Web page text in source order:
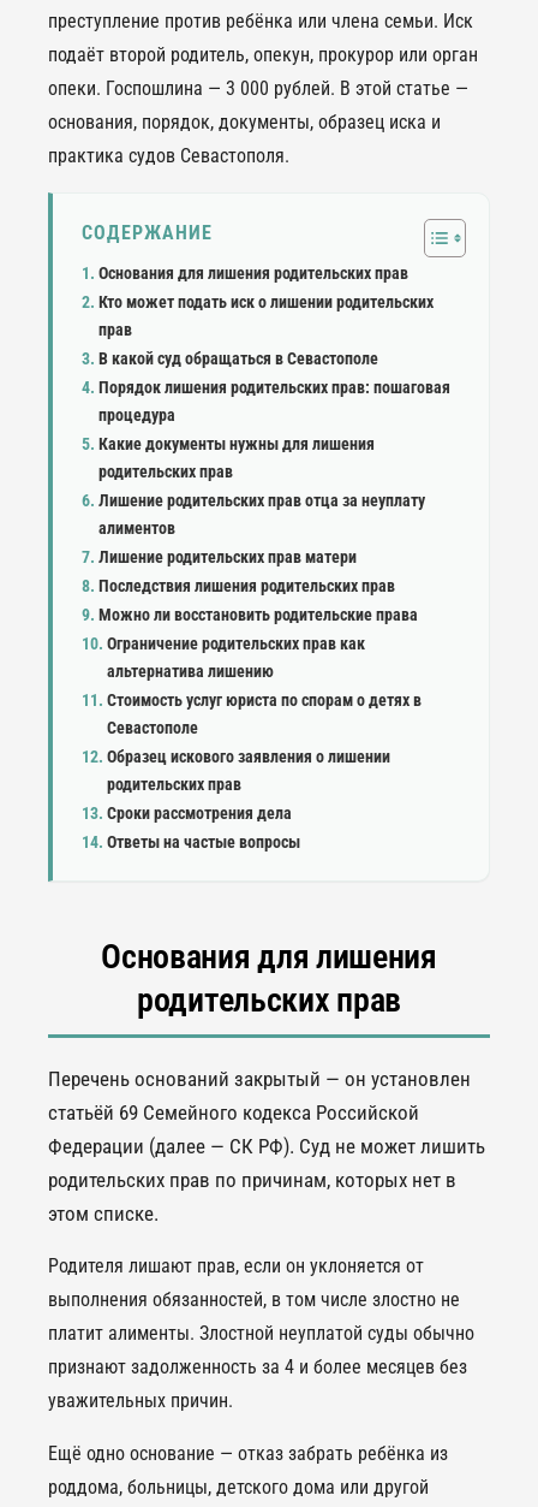
преступление против ребёнка или члена семьи. Иск
подаёт второй родитель, опекун, прокурор или орган
опеки. Госпошлина — 3 000 рублей. В этой статье —
основания, порядок, документы, образец иска и
практика судов Севастополя.
СОДЕРЖАНИЕ
Основания для лишения родительских прав
Кто может подать иск о лишении родительских
прав
В какой суд обращаться в Севастополе
Порядок лишения родительских прав: пошаговая
процедура
Какие документы нужны для лишения
родительских прав
Лишение родительских прав отца за неуплату
алиментов
Лишение родительских прав матери
Последствия лишения родительских прав
Можно ли восстановить родительские права
Ограничение родительских прав как
альтернатива лишению
Стоимость услуг юриста по спорам о детях в
Севастополе
Образец искового заявления о лишении
родительских прав
Сроки рассмотрения дела
Ответы на частые вопросы
Основания для лишения
родительских прав
Перечень оснований закрытый — он установлен
статьёй 69 Семейного кодекса Российской
Федерации (далее — СК РФ). Суд не может лишить
родительских прав по причинам, которых нет в
этом списке.
Родителя лишают прав, если он уклоняется от
выполнения обязанностей, в том числе злостно не
платит алименты. Злостной неуплатой суды обычно
признают задолженность за 4 и более месяцев без
уважительных причин.
Ещё одно основание — отказ забрать ребёнка из
роддома, больницы, детского дома или другой